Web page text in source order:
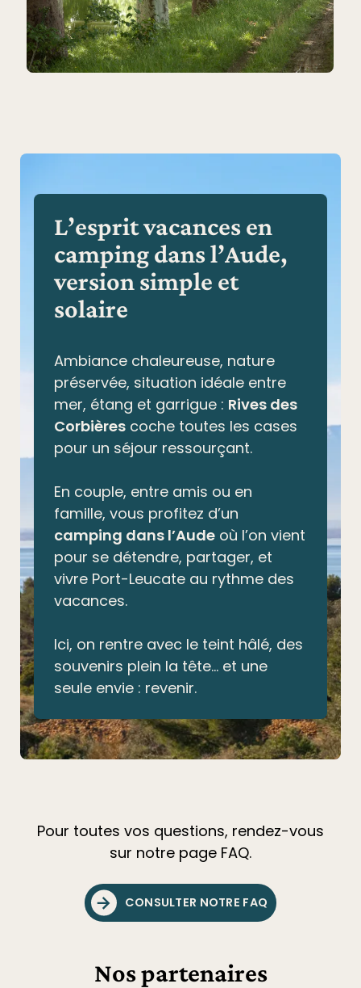
L’esprit vacances en
camping dans l’Aude,
version simple et
solaire
Ambiance chaleureuse, nature
préservée, situation idéale entre
mer, étang et garrigue : Rives des
Corbièrescoche toutes les cases
pour un séjour ressourçant.
En couple, entre amis ou en
famille, vous profitez d’un
camping dans l’Audeoù l’on vient
pour se détendre, partager, et
vivre Port-Leucate au rythme des
vacances.
Ici, on rentre avec le teint hâlé, des
souvenirs plein la tête… et une
seule envie : revenir.
Pour toutes vos questions, rendez-vous
sur notre page FAQ.
CONSULTER NOTRE FAQ
Nos partenaires